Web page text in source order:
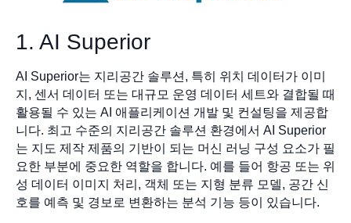
1. AI Superior
AI Superior는 지리공간 솔루션, 특히 위치 데이터가 이미
지, 센서 데이터 또는 대규모 운영 데이터 세트와 결합될 때
활용될 수 있는 AI 애플리케이션 개발 및 컨설팅을 제공합
니다. 최고 수준의 지리공간 솔루션 환경에서 AI Superior
는 지도 제작 제품의 기반이 되는 머신 러닝 구성 요소가 필
요한 부분에 중요한 역할을 합니다. 예를 들어 항공 또는 위
성 데이터 이미지 처리, 객체 또는 지형 분류 모델, 공간 신
호를 예측 및 경보로 변환하는 분석 기능 등이 있습니다.